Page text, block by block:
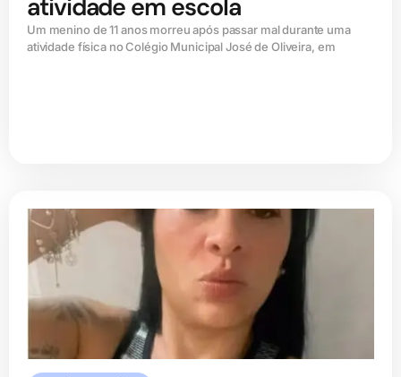
atividade em escola
Um menino de 11 anos morreu após passar mal durante uma
atividade física no Colégio Municipal José de Oliveira, em